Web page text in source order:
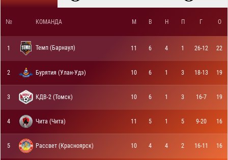
№ КОМАНДА М В Н П Г О
1 Темп (Барнаул) 11 6 4 1 26-12 22
2 Бурятия (Улан-Удэ) 10 6 1 3 18-13 19
3 КДВ-2 (Томск) 10 6 1 3 16-7 19
4 Чита (Чита) 11 5 1 5 9-20 16
5 Рассвет (Красноярск) 10 4 4 2 16-11 16